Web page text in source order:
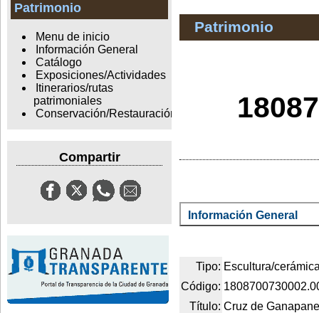
Patrimonio
Menu de inicio
Información General
Catálogo
Exposiciones/Actividades
Itinerarios/rutas
patrimoniales
Conservación/Restauración
Compartir
Patrimonio
Información General
Tipo: Escultura/
Código:
Título: Cruz de